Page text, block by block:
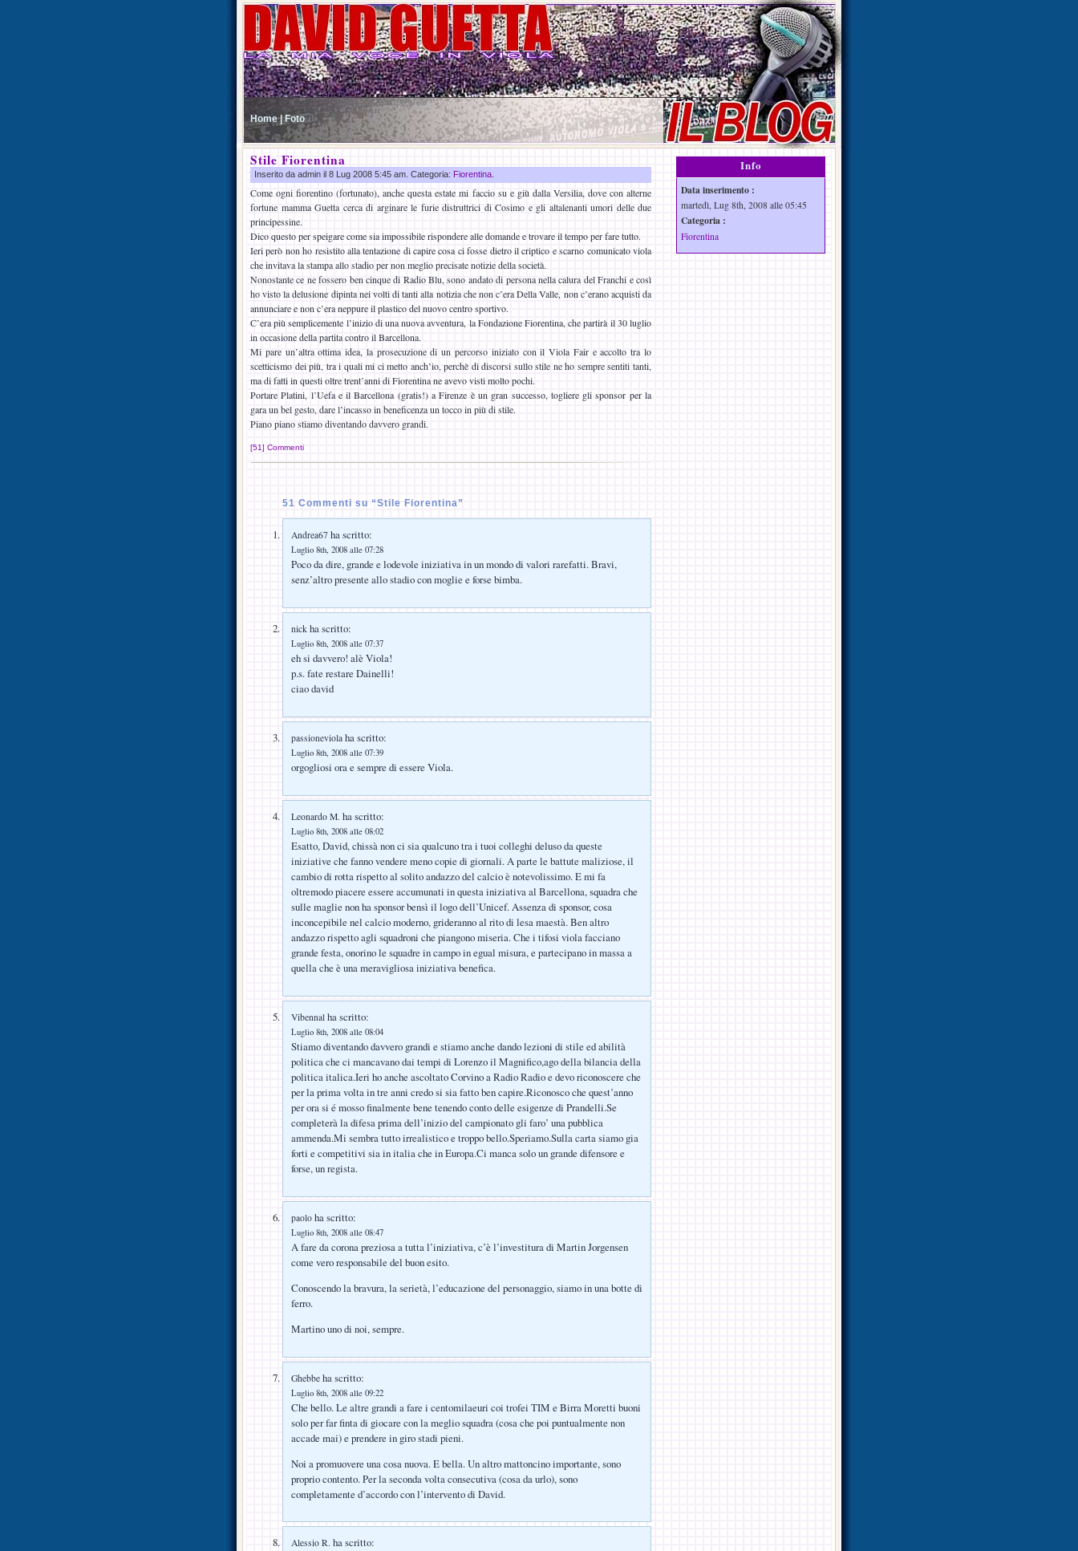
Home | Foto
Stile Fiorentina
Inserito da admin il 8 Lug 2008 5:45 am. Categoria: Fiorentina
Come ogni fiorentino (fortunato), anche questa estate mi faccio su e giù dalla Versilia, dove con alterne
fortune mamma Guetta cerca di arginare le furie distruttrici di Cosimo e gli altalenanti umori delle due
principessine.
Dico questo per speigare come sia impossibile rispondere alle domande e trovare il tempo per fare tutto.
Ieri però non ho resistito alla tentazione di capire cosa ci fosse dietro il criptico e scarno comunicato viola
che invitava la stampa allo stadio per non meglio precisate notizie della società.
Nonostante ce ne fossero ben cinque di Radio Blu, sono andato di persona nella calura del Franchi e così
ho visto la delusione dipinta nei volti di tanti alla notizia che non c’era Della Valle, non c’erano acquisti da
annunciare e non c’era neppure il plastico del nuovo centro sportivo.
C’era più semplicemente l’inizio di una nuova avventura, la Fondazione Fiorentina, che partirà il 30 luglio
in occasione della partita contro il Barcellona.
Mi pare un’altra ottima idea, la prosecuzione di un percorso iniziato con il Viola Fair e accolto tra lo
scetticismo dei più, tra i quali mi ci metto anch’io, perchè di discorsi sullo stile ne ho sempre sentiti tanti,
ma di fatti in questi oltre trent’anni di Fiorentina ne avevo visti molto pochi.
Portare Platini, l’Uefa e il Barcellona (gratis!) a Firenze è un gran successo, togliere gli sponsor per la
gara un bel gesto, dare l’incasso in beneficenza un tocco in più di stile.
Piano piano stiamo diventando davvero grandi.
[51] Commenti
51 Commenti su “Stile Fiorentina”
Andrea67 ha scritto:
Luglio 8th, 2008 alle 07:28
Poco da dire, grande e lodevole iniziativa in un mondo di valori rarefatti. Bravi,
senz’altro presente allo stadio con moglie e forse bimba.
nick ha scritto:
Luglio 8th, 2008 alle 07:37
eh si davvero! alè Viola!
p.s. fate restare Dainelli!
ciao david
passioneviola ha scritto:
Luglio 8th, 2008 alle 07:39
orgogliosi ora e sempre di essere Viola.
Leonardo M. ha scritto:
Luglio 8th, 2008 alle 08:02
Esatto, David, chissà non ci sia qualcuno tra i tuoi colleghi deluso da queste
iniziative che fanno vendere meno copie di giornali. A parte le battute maliziose, il
cambio di rotta rispetto al solito andazzo del calcio è notevolissimo. E mi fa
oltremodo piacere essere accumunati in questa iniziativa al Barcellona, squadra che
sulle maglie non ha sponsor bensì il logo dell’Unicef. Assenza di sponsor, cosa
inconcepibile nel calcio moderno, grideranno al rito di lesa maestà. Ben altro
andazzo rispetto agli squadroni che piangono miseria. Che i tifosi viola facciano
grande festa, onorino le squadre in campo in egual misura, e partecipano in massa a
quella che è una meravigliosa iniziativa benefica.
Vibennal ha scritto:
Luglio 8th, 2008 alle 08:04
Stiamo diventando davvero grandi e stiamo anche dando lezioni di stile ed abilità
politica che ci mancavano dai tempi di Lorenzo il Magnifico,ago della bilancia della
politica italica.Ieri ho anche ascoltato Corvino a Radio Radio e devo riconoscere che
per la prima volta in tre anni credo si sia fatto ben capire.Riconosco che quest’anno
per ora si é mosso finalmente bene tenendo conto delle esigenze di Prandelli.Se
completerà la difesa prima dell’inizio del campionato gli faro’ una pubblica
ammenda.Mi sembra tutto irrealistico e troppo bello.Speriamo.Sulla carta siamo gia
forti e competitivi sia in italia che in Europa.Ci manca solo un grande difensore e
forse, un regista.
paolo ha scritto:
Luglio 8th, 2008 alle 08:47
A fare da corona preziosa a tutta l’iniziativa, c’è l’investitura di Martin Jorgensen
come vero responsabile del buon esito.
Conoscendo la bravura, la serietà, l’educazione del personaggio, siamo in una botte di
ferro.
Martino uno di noi, sempre.
Ghebbe ha scritto:
Luglio 8th, 2008 alle 09:22
Che bello. Le altre grandi a fare i centomilaeuri coi trofei TIM e Birra Moretti buoni
solo per far finta di giocare con la meglio squadra (cosa che poi puntualmente non
accade mai) e prendere in giro stadi pieni.
Noi a promuovere una cosa nuova. E bella. Un altro mattoncino importante, sono
proprio contento. Per la seconda volta consecutiva (cosa da urlo), sono
completamente d’accordo con l’intervento di David.
Alessio R. ha scritto:
Info
Data inserimento :
martedì, Lug 8th, 2008 alle 05:45
Categoria :
Fiorentina